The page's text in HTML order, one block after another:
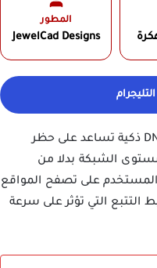
المطور
JewelCad Designs
هو تطبيق سهل للتحكم في اتصال الإنترنت من خلال خدمة DNS ذكية تساعد على حظر
مستوى الشبكة بدلا من
المستخدم على تصفح المواقع
التتبع التي تؤثر على سرعة